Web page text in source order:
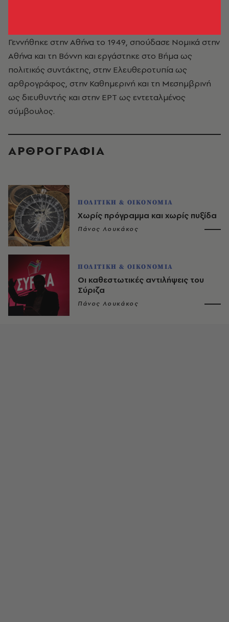
Γεννήθηκε στην Αθήνα το 1949, σπούδασε Νομικά στην
Αθήνα και τη Βόννη και εργάστηκε στο Βήμα ως
πολιτικός συντάκτης, στην Ελευθεροτυπία ως
αρθρογράφος, στην Καθημερινή και τη Μεσημβρινή
ως διευθυντής και στην ΕΡΤ ως εντεταλμένος
σύμβουλος.
ΑΡΘΡΟΓΡΑΦΙΑ
ΠΟΛΙΤΙΚΗ & ΟΙΚΟΝΟΜΙΑ
Χωρίς πρόγραμμα και χωρίς πυξίδα
Πάνος Λουκάκος
ΠΟΛΙΤΙΚΗ & ΟΙΚΟΝΟΜΙΑ
Οι καθεστωτικές αντιλήψεις του
Σύριζα
Πάνος Λουκάκος